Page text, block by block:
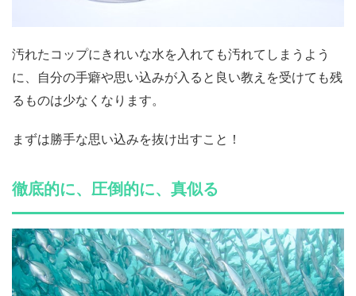
汚れたコップにきれいな水を入れても汚れてしまうよう
に、自分の手癖や思い込みが入ると良い教えを受けても残
るものは少なくなります。
まずは勝手な思い込みを抜け出すこと！
徹底的に、圧倒的に、真似る